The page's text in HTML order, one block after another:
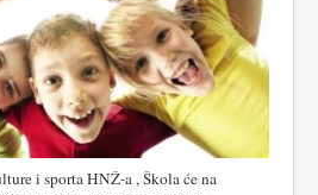
i sporta HNŽ-a , Škola će na